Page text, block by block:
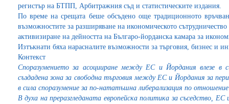
регистър на БТПП, Арбитражния съд и статистическите издания.
По време на срещата беше обсъдено още традиционното
възможностите за разширяване на икономическото
активизиране на дейността на Българо-йорданска камара за
Изтъкнати бяха нарасналите възможности за търговия, бизнес и
Контекст
Споразумението за асоцииране между ЕС и Йордания влезе
създадена зона за свободна търговия между ЕС и Йордания за
в сила споразумение за по-нататъшна либерализация по
В духа на преразгледаната европейска политика за съседство,